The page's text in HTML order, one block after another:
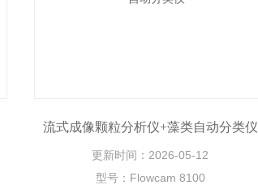
流式成像颗粒分析仪+藻类自动分类仪
更新时间： 2026-05-12
型号： Flowcam 8100